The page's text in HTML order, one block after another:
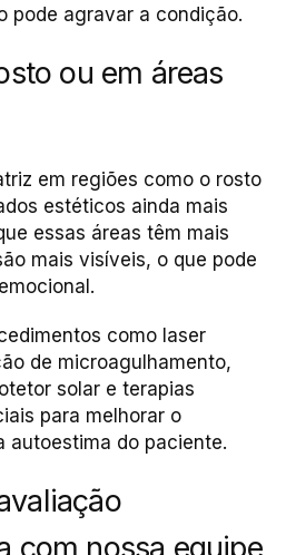
pode agravar a condição.
ou em áreas
em regiões como o rosto
estéticos ainda mais
essas áreas têm mais
mais visíveis, o que pode
como laser
de microagulhamento,
solar e terapias
para melhorar o
autoestima do paciente.